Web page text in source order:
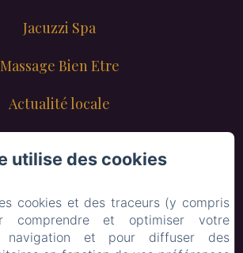
Jacuzzi Spa
Massage Bien Etre
Actualité locale
Mail
utilise des cookies
cookies et des traceurs (y compris
comprendre et optimiser votre
navigation et pour diffuser des